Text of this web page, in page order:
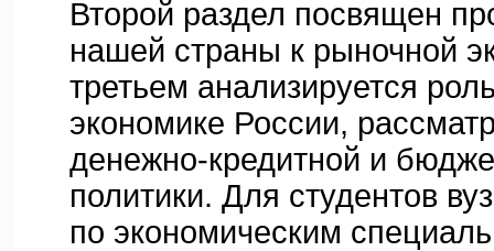
Второй раздел посвящен
нашей страны к рыночной
третьем анализируется
экономике России,
денежно-кредитной и
политики. Для студентов
по экономическим